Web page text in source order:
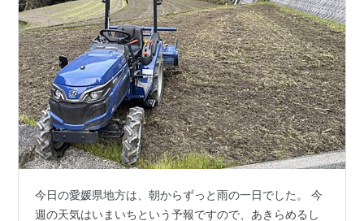
今日の愛媛県地方は、朝からずっと雨の一日でした。 今
週の天気はいまいちという予報ですので、あきらめるし